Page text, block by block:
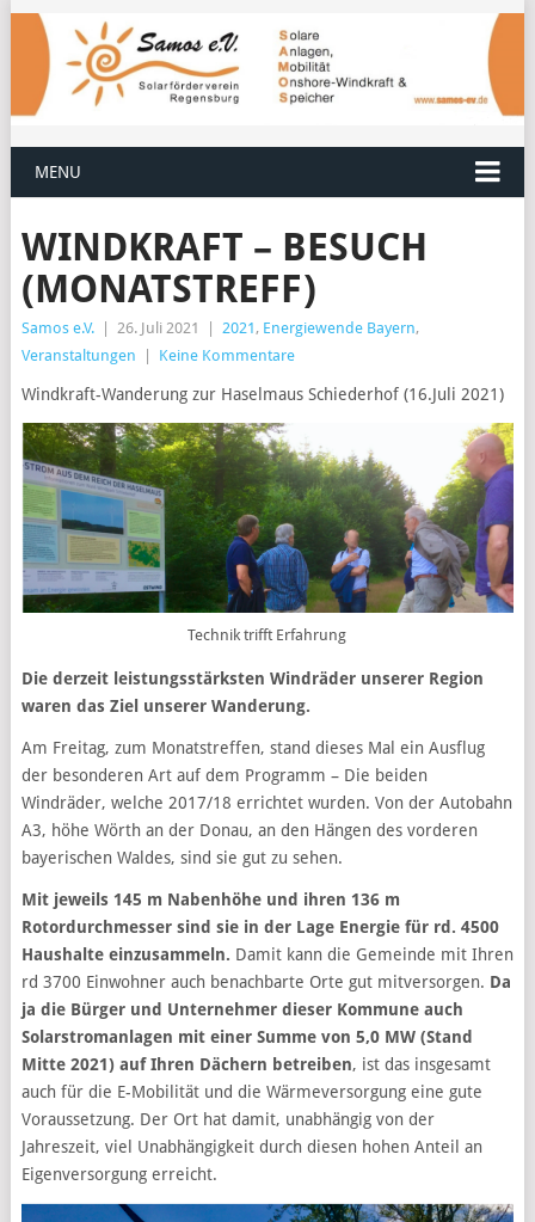
MENU
WINDKRAFT – BESUCH
(MONATSTREFF)
Samos e.V. 26. Juli 2021 2021, Energiewende Bayern,
Veranstaltungen
Keine Kommentare
Windkraft-Wanderung zur Haselmaus Schiederhof (16.Juli 2021)
Technik trifft Erfahrung
Die derzeit leistungsstärksten Windräder unserer Region
waren das Ziel unserer Wanderung.
Am Freitag, zum Monatstreffen, stand dieses Mal ein Ausflug
der besonderen Art auf dem Programm – Die beiden
Windräder, welche 2017/18 errichtet wurden. Von der Autobahn
A3, höhe Wörth an der Donau, an den Hängen des vorderen
bayerischen Waldes, sind sie gut zu sehen.
Mit jeweils 145 m Nabenhöhe und ihren 136 m
Rotordurchmesser sind sie in der Lage Energie für rd. 4500
Haushalte einzusammeln. Damit kann die Gemeinde mit Ihren
rd 3700 Einwohner auch benachbarte Orte gut mitversorgen. Da
ja die Bürger und Unternehmer dieser Kommune auch
Solarstromanlagen mit einer Summe von 5,0 MW (Stand
Mitte 2021) auf Ihren Dächern betreiben, ist das insgesamt
auch für die E-Mobilität und die Wärmeversorgung eine gute
Voraussetzung. Der Ort hat damit, unabhängig von der
Jahreszeit, viel Unabhängigkeit durch diesen hohen Anteil an
Eigenversorgung erreicht.